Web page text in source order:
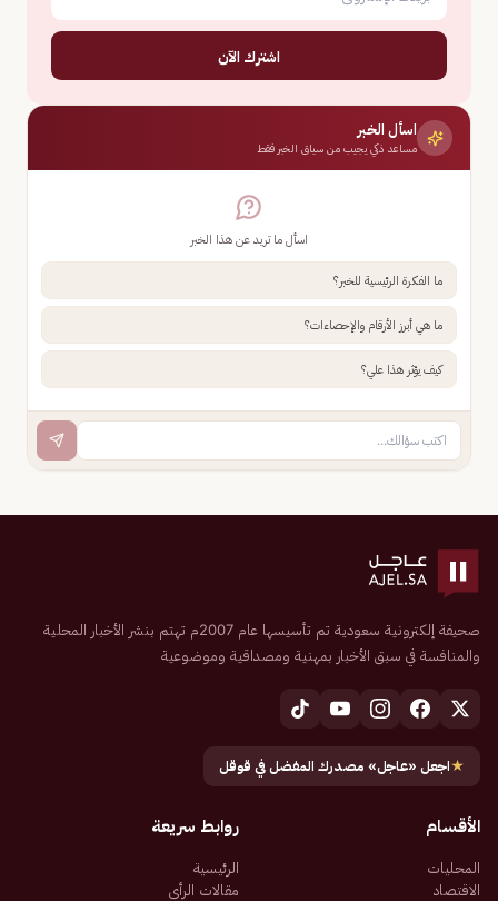
اشترك الآن
اسأل الخبر
مساعد ذكي يجيب من سياق الخبر فقط
اسأل ما تريد عن هذا الخبر
ما الفكرة الرئيسية للخبر؟
ما هي أبرز الأرقام والإحصاءات؟
كيف يؤثر هذا علي؟
صحيفة إلكترونية سعودية تم تأسيسها عام 2007م تهتم بنشر الأخبار المحلية
والمنافسة في سبق الأخبار بمهنية ومصداقية وموضوعية
★اجعل «عاجل» مصدرك المفضل في قوقل
الأقسام
المحليات
الاقتصاد
روابط سريعة
الرئيسية
مقالات الرأي